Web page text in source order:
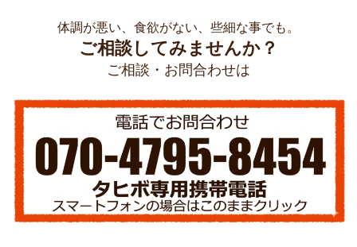
体調が悪い、食欲がない、些細な事でも。
ご相談してみませんか？
ご相談・お問合わせは